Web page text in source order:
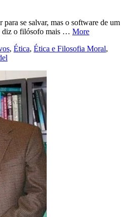
se salvar, mas o software de um
diz o filósofo mais … More
, Ética, Ética e Filosofia Moral,